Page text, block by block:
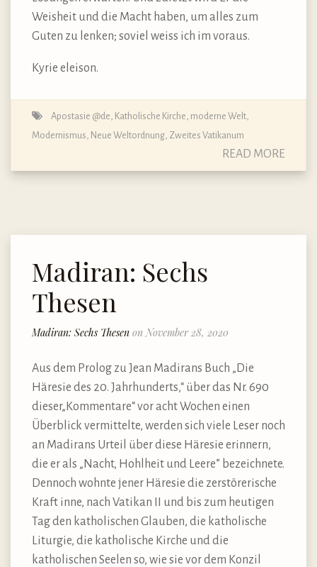
Weisheit und die Macht haben, um alles zum
Guten zu lenken; soviel weiss ich im voraus.
Kyrie eleison.
Apostasie @de, Katholische Kirche, moderne Welt,
Modernismus, Neue Weltordnung, Zweites Vatikanum
READ MORE
Madiran: Sechs
Thesen
Madiran: Sechs Thesen on November 28, 2020
Aus dem Prolog zu Jean Madirans Buch „Die
Häresie des 20. Jahrhunderts,“ über das Nr. 690
dieser„Kommentare“ vor acht Wochen einen
Überblick vermittelte, werden sich viele Leser noch
an Madirans Urteil über diese Häresie erinnern,
die er als „Nacht, Hohlheit und Leere” bezeichnete.
Dennoch wohnte jener Häresie die zerstörerische
Kraft inne, nach Vatikan II und bis zum heutigen
Tag den katholischen Glauben, die katholische
Liturgie, die katholische Kirche und die
katholischen Seelen so, wie sie vor dem Konzil